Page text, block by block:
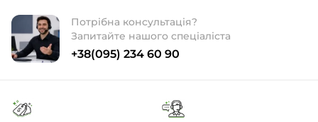
Потрібна консультація?
Запитайте нашого спеціаліста
+38(095) 234 60 90